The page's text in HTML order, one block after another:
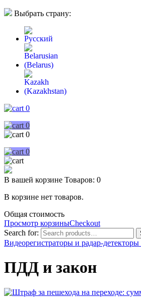
Выбрать страну:
0
0
0
0
В вашей корзине Товаров: 0
В корзине нет товаров.
Общая стоимость
Просмотр корзиныCheckout
Search for:
Видеорегистраторы и радар-детекторы
ПДД и закон